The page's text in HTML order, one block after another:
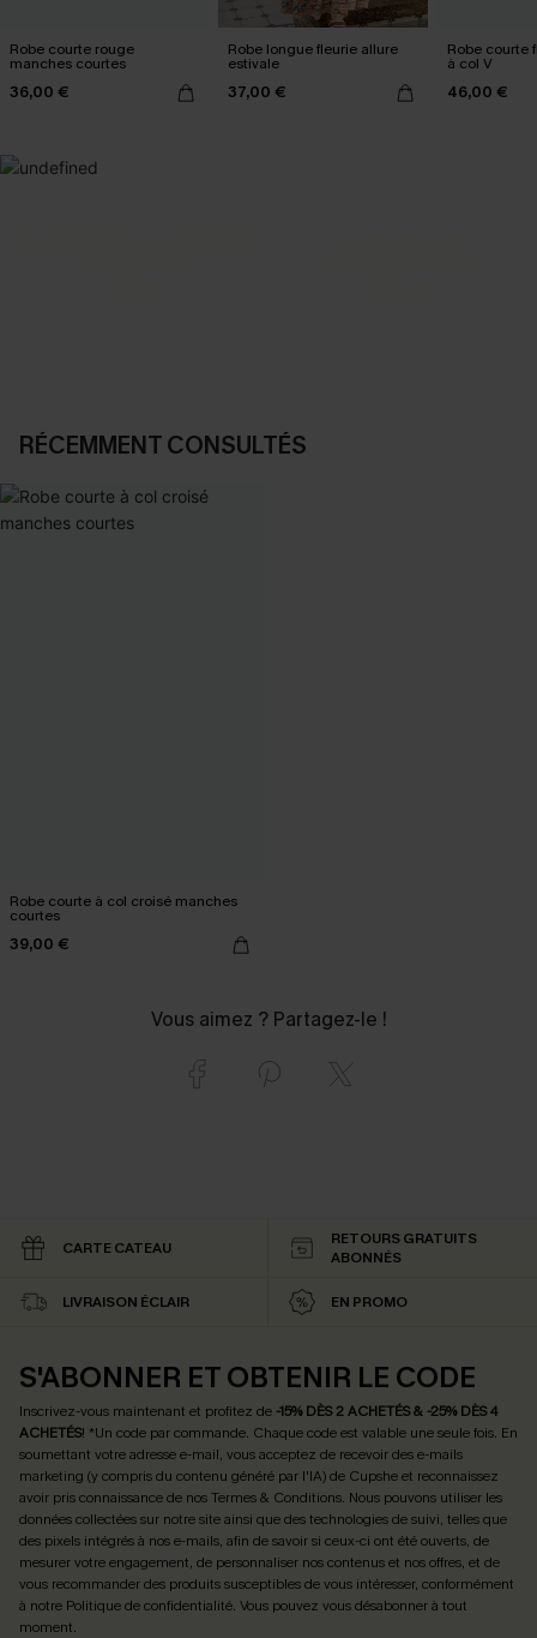
Robe courte rouge
manches courtes
36,00 €
Robe longue fleurie allure
estivale
37,00 €
Robe courte
à col V
46,00 €
RÉCEMMENT CONSULTÉS
Robe courte à col croisé manches
courtes
39,00 €
Vous aimez ? Partagez-le !
CARTE CATEAU
RETOURS GRATUITS
ABONNÉS
LIVRAISON ÉCLAIR EN PROMO
S'ABONNER ET OBTENIR LE CODE
Inscrivez-vous maintenant et profitez de -15% DÈS 2 ACHETÉS & -25% DÈS 4
ACHETÉS! *Un code par commande. Chaque code est valable une seule fois. En
soumettant votre adresse e-mail, vous acceptez de recevoir des e-mails
marketing (y compris du contenu généré par l'IA) de Cupshe et reconnaissez
avoir pris connaissance de nosTermes & Conditions. Nous pouvons utiliser les
données collectées sur notre site ainsi que des technologies de suivi, telles que
des pixels intégrés à nos e-mails, afin de savoir si ceux-ci ont été ouverts, de
mesurer votre engagement, de personnaliser nos contenus et nos offres, et de
vous recommander des produits susceptibles de vous intéresser, conformément
à notre Politique de confidentialité. Vous pouvez vous désabonner à tout
moment.